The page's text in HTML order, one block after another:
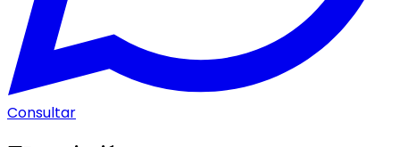
Consultar